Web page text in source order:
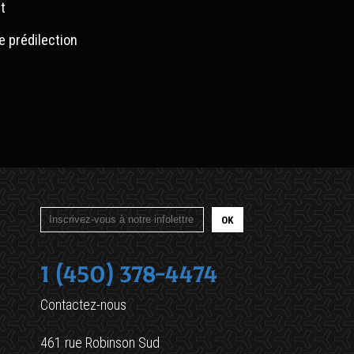
prédilection
1 (450) 378-4474
Contactez-nous
461 rue Robinson Sud